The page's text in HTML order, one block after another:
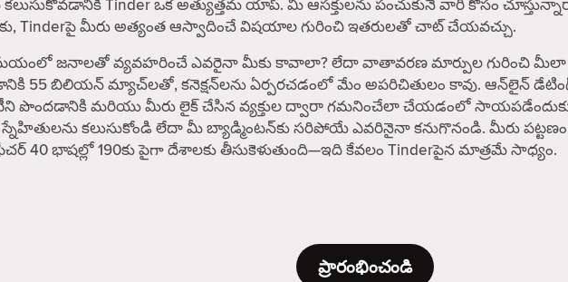
కలుసుకోవడానికి Tinder ఒక అత్యుత్తమ యాప్. మీ ఆసక్తులను పంచుకునే వారి కోసం
Tinderపై మీరు అత్యంత ఆస్వాదించే విషయాల గురించి ఇతరులతో చాట్ చేయవచ్చు.
జనాలతో వ్యవహరించే ఎవరైనా మీకు కావాలా? లేదా వాతావరణ మార్పుల గురించి మీలా
55 బిలియన్ మ్యాచ్‌లతో, కనెక్షన్‌లను ఏర్పరచడంలో మేం అపరిచితులం కావు. ఆన్‌లైన్ డేటింగ్
పొందడానికి మరియు మీరు లైక్ చేసిన వ్యక్తుల ద్వారా గమనించేలా చేయడంలో
కలుసుకోండి లేదా మీ బ్యాడ్మింటన్‌కు సరిపోయే ఎవరినైనా కనుగొనండి. మీరు పట్టణం
40 భాషల్లో 190కు పైగా దేశాలకు తీసుకెళుతుంది—ఇది కేవలం Tinderపైన మాత్రమే సాధ్యం.
ప్రారంభించండి